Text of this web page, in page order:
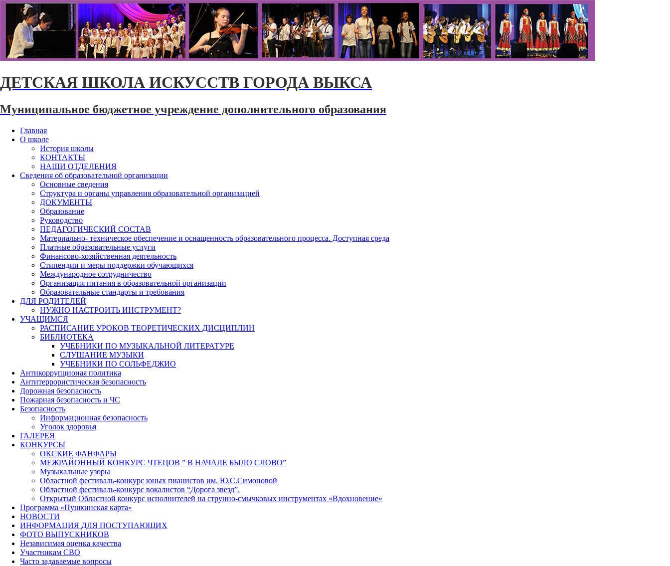
ДЕТСКАЯ ШКОЛА ИСКУССТВ ГОРОДА ВЫКСА
Муниципальное бюджетное учреждение дополнительного образования
Главная
О школе
История школы
КОНТАКТЫ
НАШИ ОТДЕЛЕНИЯ
Сведения об образовательной организации
Основные сведения
Структура и органы управления образовательной организацией
ДОКУМЕНТЫ
Образование
Руководство
ПЕДАГОГИЧЕСКИЙ СОСТАВ
Материально- техническое обеспечение и оснащенность образовательного процесса. Доступная среда
Платные образовательные услуги
Финансово-хозяйственная деятельность
Стипендии и меры поддержки обучающихся
Международное сотрудничество
Организация питания в образовательной организации
Образовательные стандарты и требования
ДЛЯ РОДИТЕЛЕЙ
НУЖНО НАСТРОИТЬ ИНСТРУМЕНТ?
УЧАЩИМСЯ
РАСПИСАНИЕ УРОКОВ ТЕОРЕТИЧЕСКИХ ДИСЦИПЛИН
БИБЛИОТЕКА
УЧЕБНИКИ ПО МУЗЫКАЛЬНОЙ ЛИТЕРАТУРЕ
СЛУШАНИЕ МУЗЫКИ
УЧЕБНИКИ ПО СОЛЬФЕДЖИО
Антикоррупционая политика
Антитеррористическая безопасность
Дорожная безопасность
Пожарная безопасность и ЧС
Безопасность
Информационная безопасность
Уголок здоровья
ГАЛЕРЕЯ
КОНКУРСЫ
ОКСКИЕ ФАНФАРЫ
МЕЖРАЙОННЫЙ КОНКУРС ЧТЕЦОВ ” В НАЧАЛЕ БЫЛО СЛОВО”
Музыкальные узоры
Областной фестиваль-конкурс юных пианистов им. Ю.С.Симоновой
Областной фестиваль-конкурс вокалистов “Дорога звезд”.
Открытый Областной конкурс исполнителей на струнно-смычковых инструментах «Вдохновение»
Программа «Пушкинская карта»
НОВОСТИ
ИНФОРМАЦИЯ ДЛЯ ПОСТУПАЮЩИХ
ФОТО ВЫПУСКНИКОВ
Независимая оценка качества
Участникам СВО
Часто задаваемые вопросы